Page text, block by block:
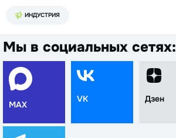
ИНДУСТРИЯ
Мы в социальных сетях:
MAX
VK Дзен